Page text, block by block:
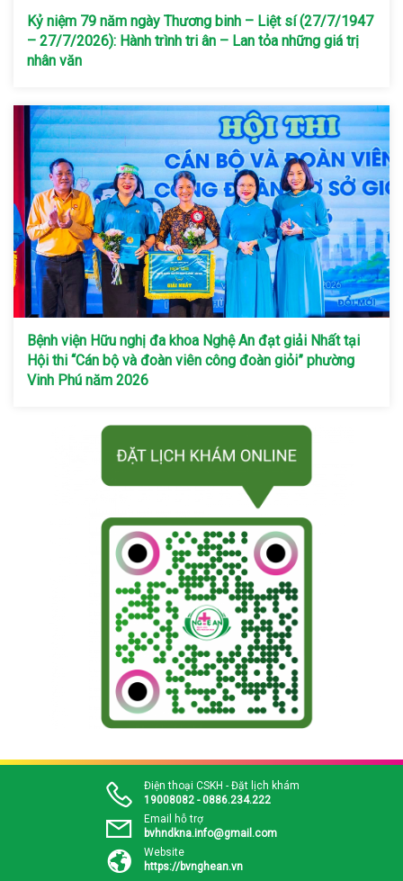
Kỷ niệm 79 năm ngày Thương binh – Liệt sí (27/7/1947
– 27/7/2026): Hành trình tri ân – Lan tỏa những giá trị
nhân văn
Bệnh viện Hữu nghị đa khoa Nghệ An đạt giải Nhất tại
Hội thi “Cán bộ và đoàn viên công đoàn giỏi” phường
Vinh Phú năm 2026
Điện thoại CSKH - Đặt lịch khám
19008082 - 0886.234.222
Email hỗ trợ
bvhndkna.info@gmail.com
Website
https://bvnghean.vn